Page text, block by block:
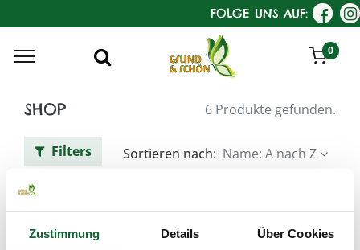
Zustimmung Details Über Cookies
FOLGE UNS AUF:
0
SHOP 6 Produkte gefunden.
Filters Sortieren nach: Name: A nach Z
SANOLL Premium –
GesichtsPflege